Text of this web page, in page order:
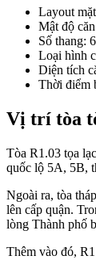
Layout
Mật độ
Số thang:
Loại hình
Diện tích
Thời điểm
Vị trí tòa
Tòa R1.03 tọa
quốc lộ 5A, 5B,
Ngoài ra, tòa
lên cấp quận.
lòng Thành phố
Thêm vào đó,